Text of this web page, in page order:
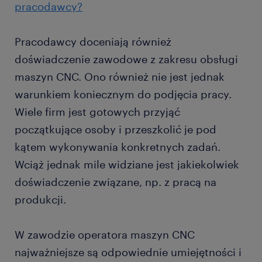
Operator CNC może też rozwijać się w innych
posiadanych umiejętności i wykształcenia, ma
szansę zajmować się kontrolą jakości,
projektowaniem pojazdów lub chociażby inżynierią
elektryczną.
pracodawcy?
Pracodawcy doceniają również
doświadczenie zawodowe z zakresu obsługi
maszyn CNC. Ono również nie jest jednak
warunkiem koniecznym do podjęcia pracy.
Wiele firm jest gotowych przyjąć
początkujące osoby i przeszkolić je pod
kątem wykonywania konkretnych zadań.
Wciąż jednak mile widziane jest jakiekolwiek
doświadczenie związane, np. z pracą na
produkcji.
W zawodzie operatora maszyn CNC
najważniejsze są odpowiednie umiejętności i